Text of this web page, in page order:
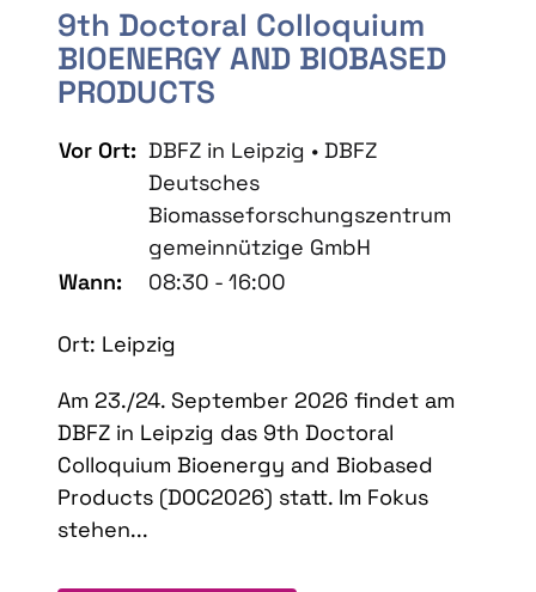
9th Doctoral Colloquium
BIOENERGY AND BIOBASED
PRODUCTS
Vor Ort: DBFZ in Leipzig • DBFZ
Deutsches
Biomasseforschungszentrum
gemeinnützige GmbH
Wann:
08:30 - 16:00
Ort: Leipzig
Am 23./24. September 2026 findet am
DBFZ in Leipzig das 9th Doctoral
Colloquium Bioenergy and Biobased
Products (DOC2026) statt. Im Fokus
stehen...